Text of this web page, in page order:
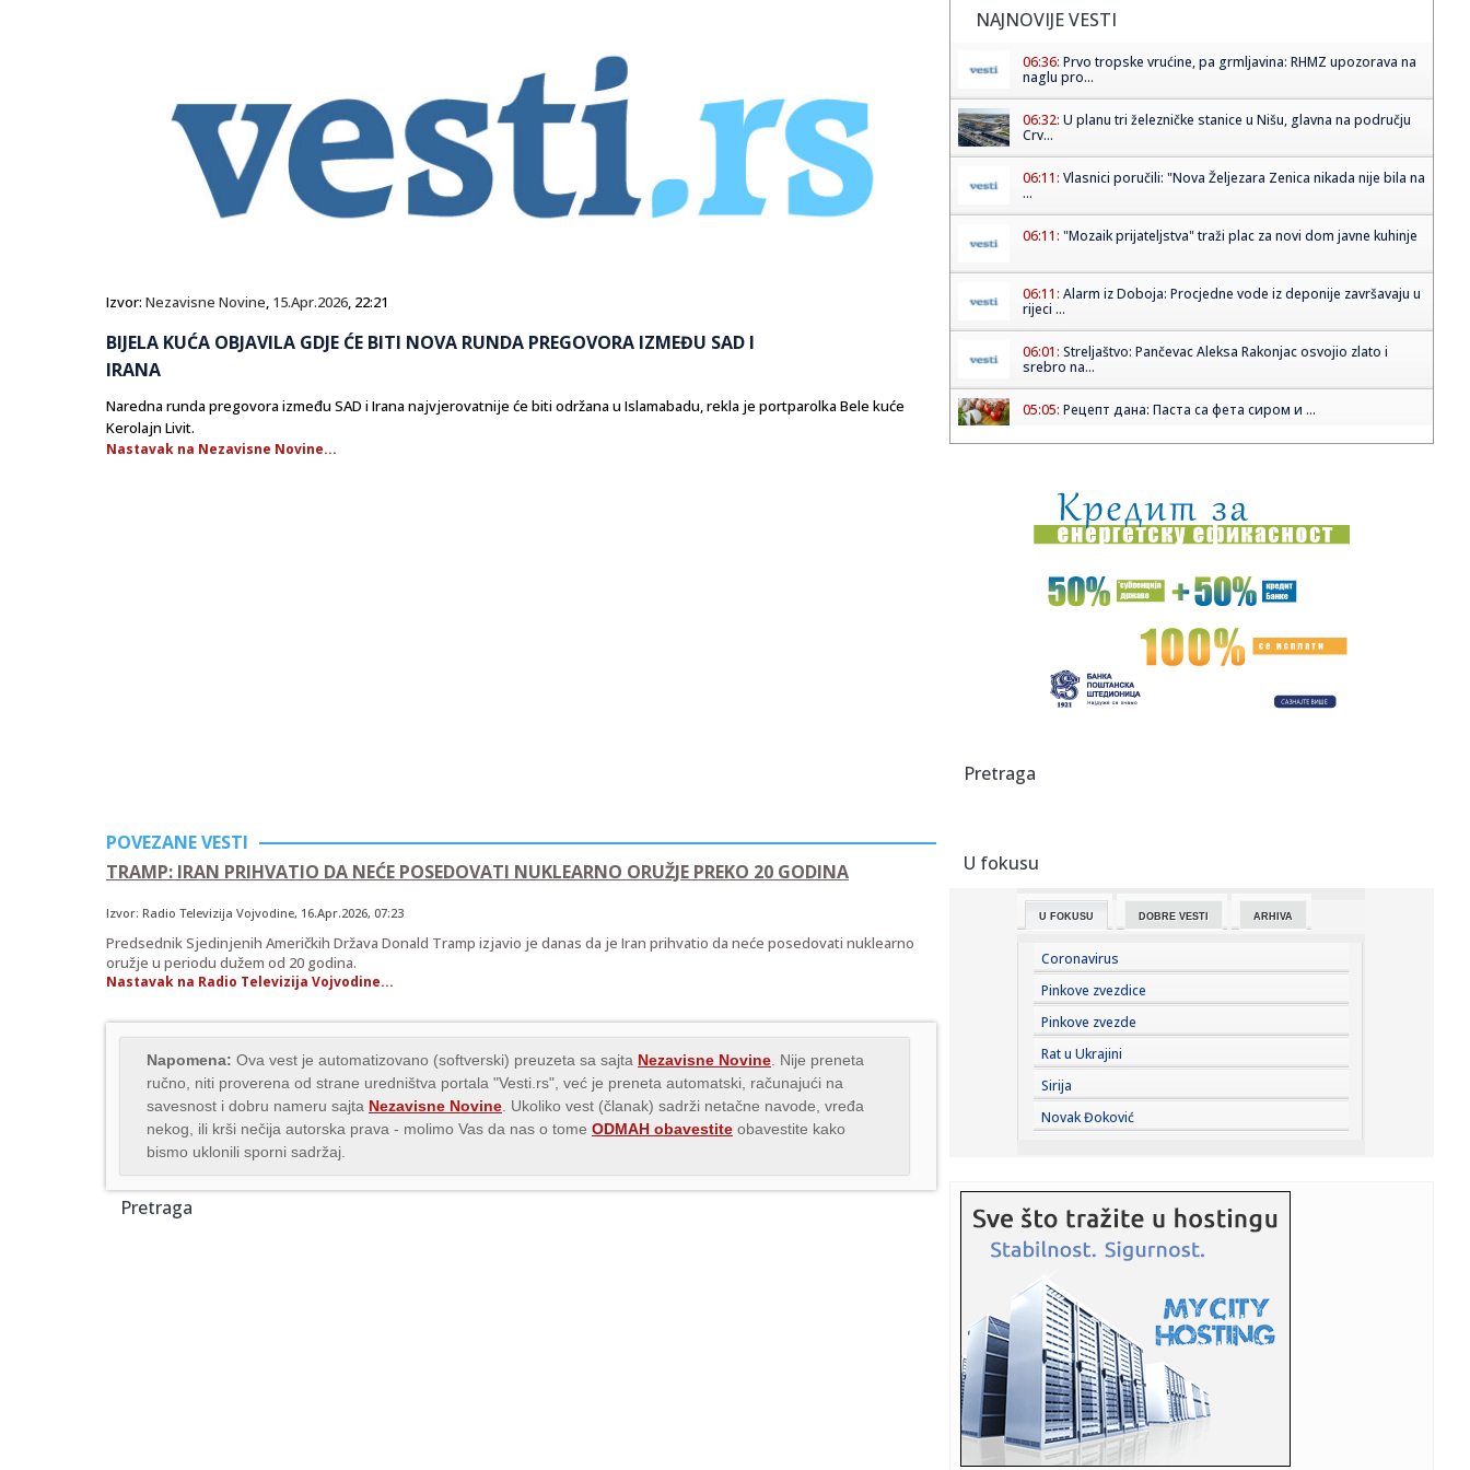
Izvor: Nezavisne Novine, 15.Apr.2026, 22:21
BIJELA KUĆA OBJAVILA GDJE ĆE BITI NOVA RUNDA PREGOVORA IZMEĐU SAD I
IRANA
Naredna runda pregovora između SAD i Irana najvjerovatnije će biti održana u Islamabadu, rekla je portparolka Bele kuće
Kerolajn Livit.
Nastavak na Nezavisne Novine...
POVEZANE VESTI
TRAMP: IRAN PRIHVATIO DA NEĆE POSEDOVATI NUKLEARNO ORUŽJE PREKO 20 GODINA
Izvor: Radio Televizija Vojvodine, 16.Apr.2026, 07:23
Predsednik Sjedinjenih Američkih Država Donald Tramp izjavio je danas da je Iran prihvatio da neće posedovati nuklearno
oružje u periodu dužem od 20 godina.
Nastavak na Radio Televizija Vojvodine...
Napomena: Ova vest je automatizovano (softverski) preuzeta sa sajta Nezavisne Novine . Nije preneta
ručno, niti proverena od strane uredništva portala "Vesti.rs", već je preneta automatski, računajući na
savesnost i dobru nameru sajta Nezavisne Novine . Ukoliko vest (članak) sadrži netačne navode, vređa
nekog, ili krši nečija autorska prava - molimo Vas da nas o tome ODMAH obavestite obavestite kako
bismo uklonili sporni sadržaj.
Pretraga
NAJNOVIJE VESTI
06:36: Prvo tropske vrućine, pa grmljavina: RHMZ upozorava na
naglu pro...
06:32: U planu tri železničke stanice u Nišu, glavna na području
Crv...
06:11: Vlasnici poručili: "Nova Željezara Zenica nikada nije bila na
...
06:11: "Mozaik prijateljstva" traži plac za novi dom javne kuhinje
06:11: Alarm iz Doboja: Procjedne vode iz deponije završavaju u
rijeci ...
06:01: Streljaštvo: Pančevac Aleksa Rakonjac osvojio zlato i
srebro na...
05:05: Рецепт дана: Паста са фета сиром и ...
00:44:Dogodilo se na današnji datum, 7. avgust
00:44:Zvezda nastavlja tradiciju, opet časti najmlađe navijače
(FOTO...
Nissan Qashqai e-Power prešao 1980 km s jednim
rezervoarom goriv...
00:29:Evropa gori! Još jedan toplotni talas, cela Italija pod
00:05:
00:04: Vukotić ne zna ko je Baba: "Vidim da ga svi hvale"
00:01:Na današnji dan, 7. avgust
23:59:U predgrađu Damaska podignut autobus u vazduh, dve
osobe poginul...
23:55:ROMAŠČENKO POSLE POTOPA U HUMSKOJ: Jedna stvar
posebno ga je ra...
23:48: Trener Tobola: "Hteli smo da Partizan napada po krilu"
23:47:
23:44:"Mesi bi bio Pikaso" VIDEO
23:41:Marinović nakon pobjede: Zaslužili smo još koji gol, ali
svaka...
23:41:Može li ljetna avantura ipak nekako prerasti u ozbiljnu
Pretraga
U fokusu
U FOKUSU DOBRE VESTI ARHIVA
Coronavirus
Pinkove zvezdice
Pinkove zvezde
Rat u Ukrajini
Sirija
Novak Đoković